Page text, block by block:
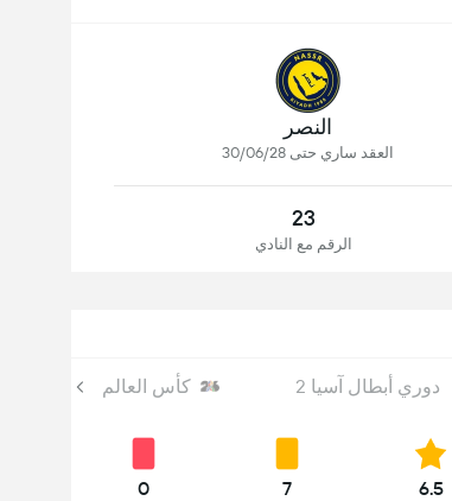
النصر
العقد ساري حتى 30/06/28
23
الرقم مع النادي
دوري أبطال آسيا 2 كأس العالم
6.5
7
0